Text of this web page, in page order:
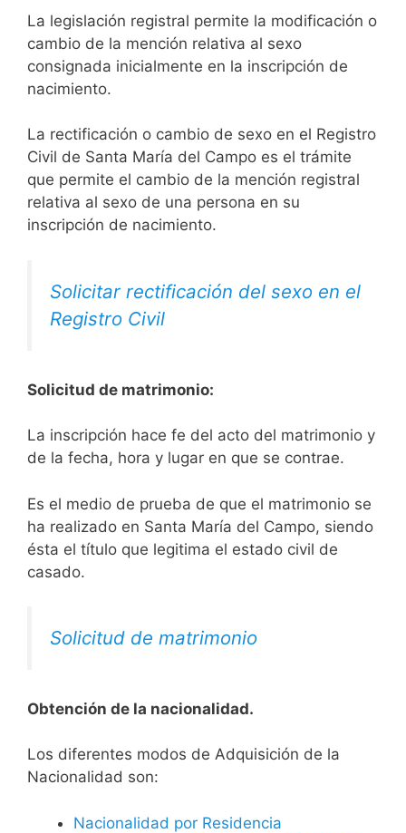
La legislación registral permite la modificación o
cambio de la mención relativa al sexo
consignada inicialmente en la inscripción de
nacimiento.
La rectificación o cambio de sexo en el Registro
Civil de Santa María del Campo es el trámite
que permite el cambio de la mención registral
relativa al sexo de una persona en su
inscripción de nacimiento.
Solicitar rectificación del sexo en el
Registro Civil
Solicitud de matrimonio:
La inscripción hace fe del acto del matrimonio y
de la fecha, hora y lugar en que se contrae.
Es el medio de prueba de que el matrimonio se
ha realizado en Santa María del Campo, siendo
ésta el título que legitima el estado civil de
casado.
Solicitud de matrimonio
Obtención de la nacionalidad.
​​​Los diferentes modos de Adquisición de la
Nacionalidad son:
Nacionalidad por Residencia